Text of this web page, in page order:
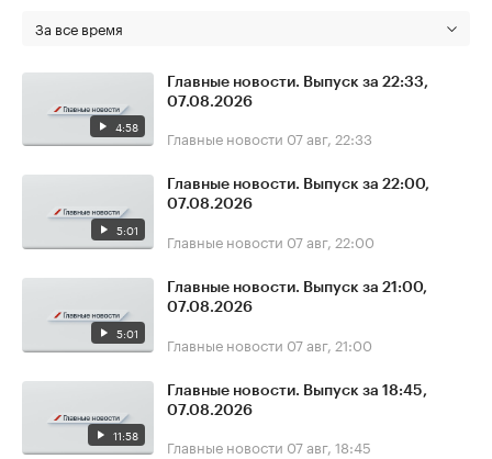
За все время
4:58
Главные новости. Выпуск за 22:33,
07.08.2026
Главные новости 07 авг, 22:33
5:01
Главные новости. Выпуск за 22:00,
07.08.2026
Главные новости 07 авг, 22:00
5:01
Главные новости. Выпуск за 21:00,
07.08.2026
Главные новости 07 авг, 21:00
11:58
Главные новости. Выпуск за 18:45,
07.08.2026
Главные новости 07 авг, 18:45